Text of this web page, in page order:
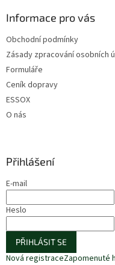
Informace pro vás
Obchodní podmínky
Zásady zpracování osobních
Formuláře
Ceník dopravy
ESSOX
O nás
Přihlášení
E-mail
Heslo
PŘIHLÁSIT SE
Nová registraceZapomenuté